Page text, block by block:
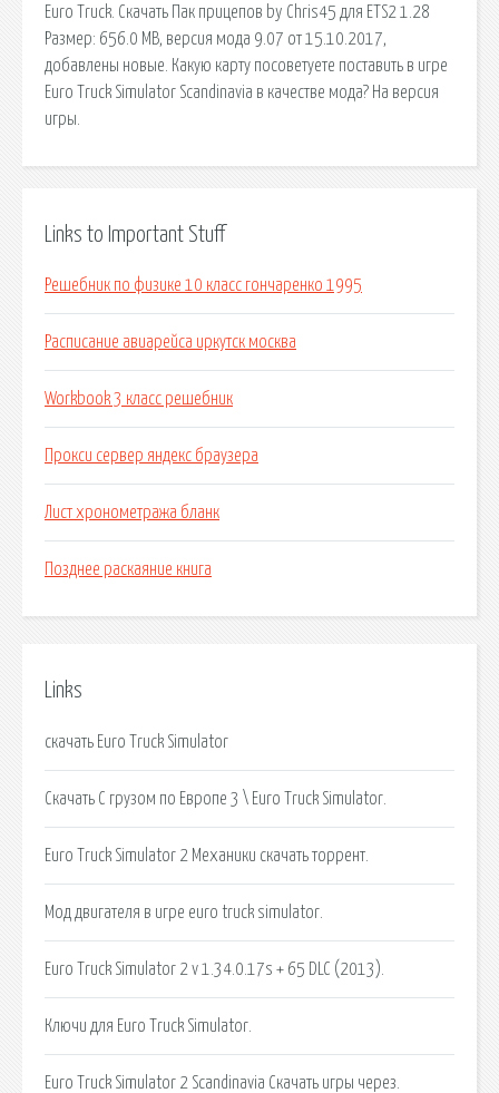
Euro Truck. Скачать Пак прицепов by Chris45 для ETS2 1.28
Размер: 656.0 MB, версия мода 9.07 от 15.10.2017,
добавлены новые. Какую карту посоветуете поставить в игре
Euro Truck Simulator Scandinavia в качестве мода? На версия
игры.
Links to Important Stuff
Решебник по физике 10 класс гончаренко 1995
Расписание авиарейса иркутск москва
Workbook 3 класс решебник
Прокси сервер яндекс браузера
Лист хронометража бланк
Позднее раскаяние книга
Links
скачать Euro Truck Simulator
Скачать С грузом по Европе 3 \ Euro Truck Simulator.
Euro Truck Simulator 2 Механики скачать торрент.
Мод двигателя в игре euro truck simulator.
Euro Truck Simulator 2 v 1.34.0.17s + 65 DLC (2013).
Ключи для Euro Truck Simulator.
Euro Truck Simulator 2 Scandinavia Скачать игры через.